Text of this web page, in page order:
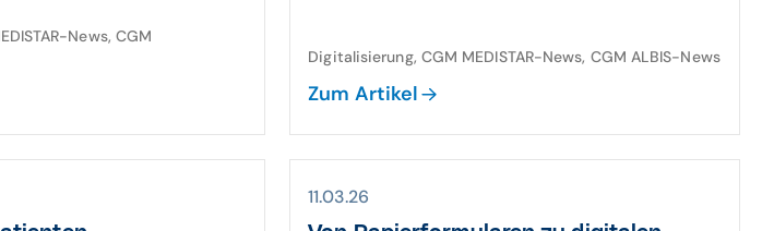
News, CGM
Digitalisierung, CGM MEDISTAR-News, CGM ALBIS-News
Zum Artikel
11.03.26